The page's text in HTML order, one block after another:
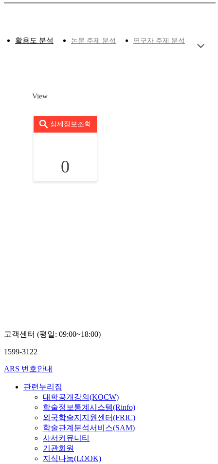
활용도 분석 논문 주제 분석 연구자 주제 분석
View
상세정보조회
0
고객센터 (평일: 09:00~18:00)
1599-3122
ARS 번호안내
관련누리집
대학공개강의(KOCW)
학술정보통계시스템(Rinfo)
외국학술지지원센터(FRIC)
학술관계분석서비스(SAM)
사서커뮤니티
기관회원
지식나눔(LOOK)